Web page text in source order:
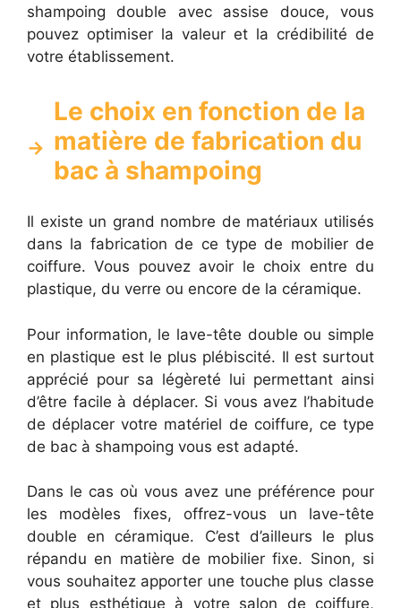
shampoing double avec assise douce, vous
pouvez optimiser la valeur et la crédibilité de
votre établissement.
Le choix en fonction de la
matière de fabrication du
bac à shampoing
Il existe un grand nombre de matériaux utilisés
dans la fabrication de ce type de mobilier de
coiffure. Vous pouvez avoir le choix entre du
plastique, du verre ou encore de la céramique.
Pour information, le lave-tête double ou simple
en plastique est le plus plébiscité. Il est surtout
apprécié pour sa légèreté lui permettant ainsi
d’être facile à déplacer. Si vous avez l’habitude
de déplacer votre matériel de coiffure, ce type
de bac à shampoing vous est adapté.
Dans le cas où vous avez une préférence pour
les modèles fixes, offrez-vous un lave-tête
double en céramique. C’est d’ailleurs le plus
répandu en matière de mobilier fixe. Sinon, si
vous souhaitez apporter une touche plus classe
et plus esthétique à votre salon de coiffure,